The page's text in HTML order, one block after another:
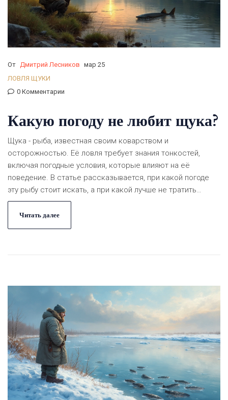
От Дмитрий Лесников мар 25
ЛОВЛЯ ЩУКИ
0 Комментарии
Какую погоду не любит щука?
Щука - рыба, известная своим коварством и
осторожностью. Её ловля требует знания тонкостей,
включая погодные условия, которые влияют на её
поведение. В статье рассказывается, при какой погоде
эту рыбу стоит искать, а при какой лучше не тратить
время. Помимо этого, даются советы, как использовать
погоду себе на пользу при охоте за этим упрямым
хищником. Читатель узнает, какие факторы в первую
Читать далее